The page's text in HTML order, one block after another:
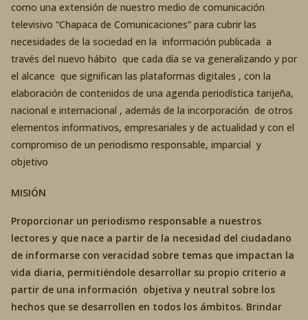
como una extensión de nuestro medio de comunicación
televisivo “Chapaca de Comunicaciones” para cubrir las
necesidades de la sociedad en la información publicada a
través del nuevo hábito que cada día se va generalizando y por
el alcance que significan las plataformas digitales , con la
elaboración de contenidos de una agenda periodística tarijeña,
nacional e internacional , además de la incorporación de otros
elementos informativos, empresariales y de actualidad y con el
compromiso de un periodismo responsable, imparcial y
objetivo
MISIÓN
Proporcionar un periodismo responsable a nuestros
lectores y que nace a partir de la necesidad del ciudadano
de informarse con veracidad sobre temas que impactan la
vida diaria, permitiéndole desarrollar su propio criterio a
partir de una información objetiva y neutral sobre los
hechos que se desarrollen en todos los ámbitos. Brindar